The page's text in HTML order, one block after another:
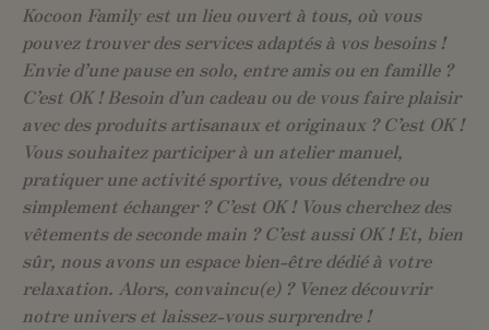
Kocoon Family est un lieu ouvert à tous, où vous
pouvez trouver des services adaptés à vos besoins !
Envie d’une pause en solo, entre amis ou en famille ?
C’est OK ! Besoin d’un cadeau ou de vous faire plaisir
avec des produits artisanaux et originaux ? C’est OK !
Vous souhaitez participer à un atelier manuel,
pratiquer une activité sportive, vous détendre ou
simplement échanger ? C’est OK ! Vous cherchez des
vêtements de seconde main ? C’est aussi OK ! Et, bien
sûr, nous avons un espace bien-être dédié à votre
relaxation. Alors, convaincu(e) ? Venez découvrir
notre univers et laissez-vous surprendre !